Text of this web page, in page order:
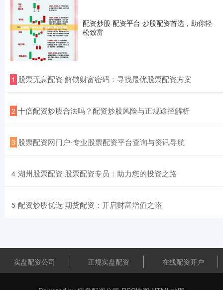
配资炒股 配资平台 炒股配资首选，助你轻
松致富
1 ​股票无息配资 解锁财富密码：寻找最优股票配资方案
2 ​十倍配资炒股合法吗？配资炒股风险与正规途径解析
3 ​股票配资网门户-专业股票配资平台查询与资讯导航
4 ​湖州股票配资 股票配资专员：助力您的投资之路
5 ​配资炒股优选 期货配资：开启财富增值之路
实盘配资公司 正规实盘配资 在线配资开户